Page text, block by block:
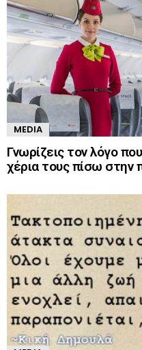
MEDIA
Γνωρίζεις τον λόγο
χέρια τους πίσω στην